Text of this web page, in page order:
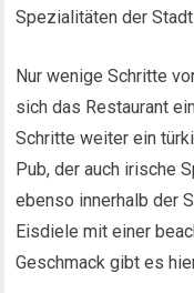
Spezialitäten der
Nur wenige Schritte
sich das Restaurant
Schritte weiter ein
Pub, der auch irische
ebenso innerhalb der
Eisdiele mit einer
Geschmack gibt es